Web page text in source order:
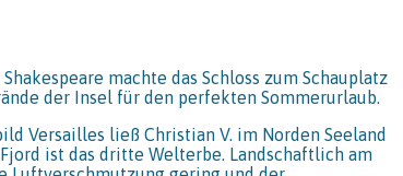
machte das Schloss zum Schauplatz
der Insel für den perfekten Sommerurlaub.
Versailles ließ Christian V. im Norden Seeland
ist das dritte Welterbe. Landschaftlich am